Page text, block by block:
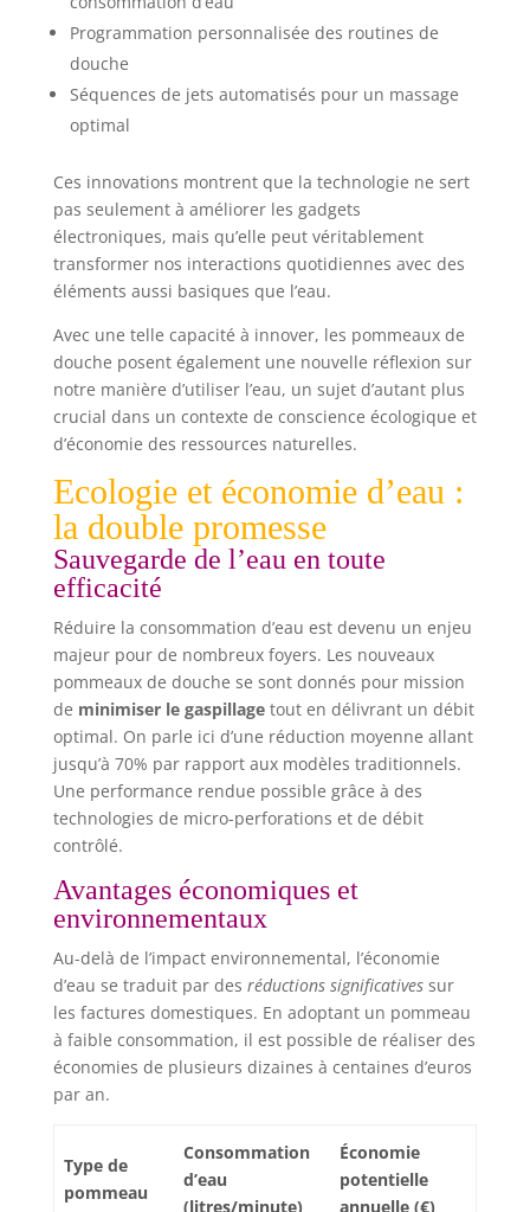
Programmation personnalisée des routines de
douche
Séquences de jets automatisés pour un massage
optimal
Ces innovations montrent que la technologie ne sert
pas seulement à améliorer les gadgets
électroniques, mais qu’elle peut véritablement
transformer nos interactions quotidiennes avec des
éléments aussi basiques que l’eau.
Avec une telle capacité à innover, les pommeaux de
douche posent également une nouvelle réflexion sur
notre manière d’utiliser l’eau, un sujet d’autant plus
crucial dans un contexte de conscience écologique et
d’économie des ressources naturelles.
Ecologie et économie d’eau :
la double promesse
Sauvegarde de l’eau en toute
efficacité
Réduire la consommation d’eau est devenu un enjeu
majeur pour de nombreux foyers. Les nouveaux
pommeaux de douche se sont donnés pour mission
de minimiser le gaspillagetout en délivrant un débit
optimal. On parle ici d’une réduction moyenne allant
jusqu’à 70% par rapport aux modèles traditionnels.
Une performance rendue possible grâce à des
technologies de micro-perforations et de débit
contrôlé.
Avantages économiques et
environnementaux
Au-delà de l’impact environnemental, l’économie
d’eau se traduit par des réductions significativessur
les factures domestiques. En adoptant un pommeau
à faible consommation, il est possible de réaliser des
économies de plusieurs dizaines à centaines d’euros
par an.
Type de
pommeau
Consommation
d’eau
(litres/minute)
Économie
potentielle
annuelle (€)